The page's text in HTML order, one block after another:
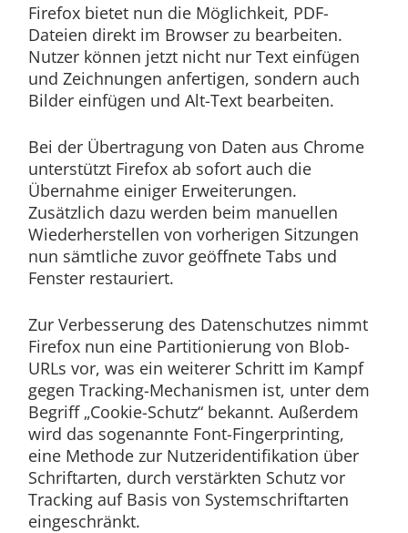
Firefox bietet nun die Möglichkeit, PDF-
Dateien direkt im Browser zu bearbeiten.
Nutzer können jetzt nicht nur Text einfügen
und Zeichnungen anfertigen, sondern auch
Bilder einfügen und Alt-Text bearbeiten.
Bei der Übertragung von Daten aus Chrome
unterstützt Firefox ab sofort auch die
Übernahme einiger Erweiterungen.
Zusätzlich dazu werden beim manuellen
Wiederherstellen von vorherigen Sitzungen
nun sämtliche zuvor geöffnete Tabs und
Fenster restauriert.
Zur Verbesserung des Datenschutzes nimmt
Firefox nun eine Partitionierung von Blob-
URLs vor, was ein weiterer Schritt im Kampf
gegen Tracking-Mechanismen ist, unter dem
Begriff „Cookie-Schutz“ bekannt. Außerdem
wird das sogenannte Font-Fingerprinting,
eine Methode zur Nutzeridentifikation über
Schriftarten, durch verstärkten Schutz vor
Tracking auf Basis von Systemschriftarten
eingeschränkt.